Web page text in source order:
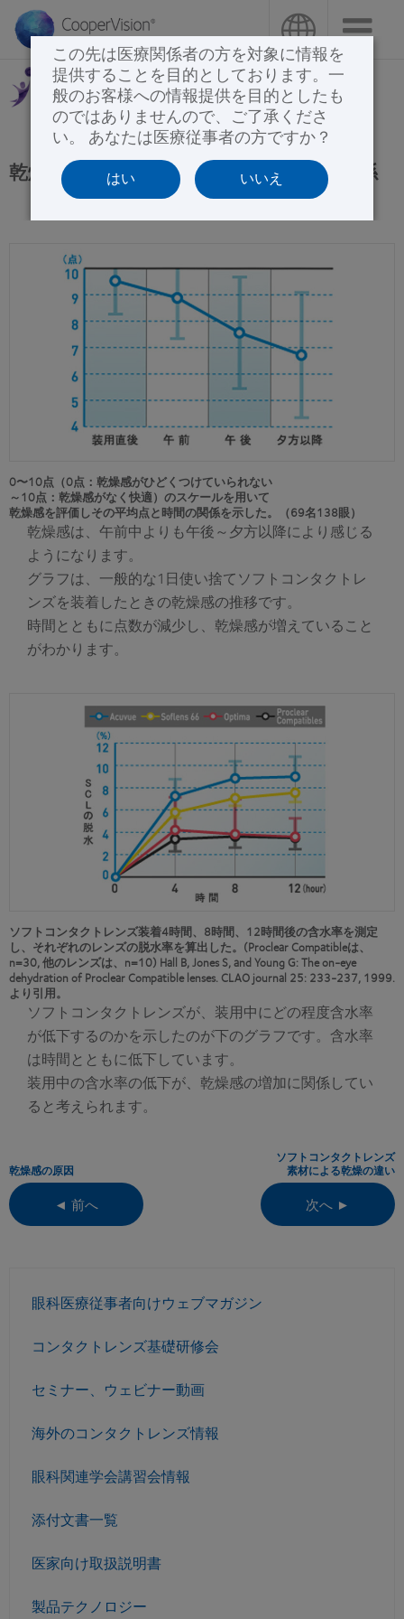
コ
ン
ツ乾燥感とコンタクトレンズ装用時間の関係
0〜10点（0点：乾燥感がひどくつけていられない
～10点：乾燥感がなく快適）のスケールを用いて
乾燥感を評価しその平均点と時間の関係を示した。（69名138眼）
乾燥感は、午前中よりも午後～夕方以降により感じる
ようになります。
グラフは、一般的な1日使い捨てソフトコンタクトレ
ンズを装着したときの乾燥感の推移です。
時間とともに点数が減少し、乾燥感が増えていること
がわかります。
ソフトコンタクトレンズ装着4時間、8時間、12時間後の含水率を測定
し、それぞれのレンズの脱水率を算出した。(Proclear Compatibleは、
n=30, 他のレンズは、n=10) Hall B, Jones S, and Young G: The on-eye
dehydration of Proclear Compatible lenses. CLAO journal 25: 233-237, 1999.
より引用。
ソフトコンタクトレンズが、装用中にどの程度含水率
が低下するのかを示したのが下のグラフです。含水率
は時間とともに低下しています。
装用中の含水率の低下が、乾燥感の増加に関係してい
ると考えられます。
乾燥感の原因
◄ 前へ
ソフトコンタクトレンズ
素材による乾燥の違い
次へ ►
眼科医療従事者向けウェブマガジン
コンタクトレンズ基礎研修会
セミナー、ウェビナー動画
海外のコンタクトレンズ情報
眼科関連学会講習会情報
添付文書一覧
医家向け取扱説明書
製品テクノロジー
この先は医療関係者の方を対象に情報を
提供することを目的としております。一
般のお客様への情報提供を目的としたも
のではありませんので、ご了承くださ
い。 あなたは医療従事者の方ですか？
はい いいえ